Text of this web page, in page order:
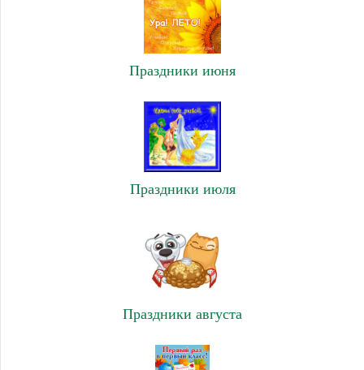
Праздники июня
Праздники июля
Праздники августа